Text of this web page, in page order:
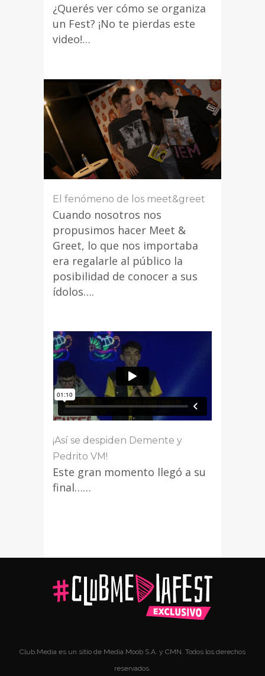
¿Querés ver cómo se organiza
un Fest? ¡No te pierdas este
video!…
El fenómeno de los meet&greet
Cuando nosotros nos
propusimos hacer Meet &
Greet, lo que nos importaba
era regalarle al público la
posibilidad de conocer a sus
ídolos….
¡Así se despiden Demente y
Pedrito VM!
Este gran momento llegó a su
final……
Club.Media es un sitio de Media Moob S.A. y CMN. Todos los derechos
reservados.